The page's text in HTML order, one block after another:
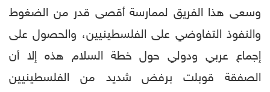
وسعى هذا الفريق لممارسة أقصى قدر من الضغوط
والنفوذ التفاوضي على الفلسطينيين، والحصول على
إجماع عربي ودولي حول خطة السلام هذه إلا أن
الصفقة قوبلت برفض شديد من الفلسطينيين